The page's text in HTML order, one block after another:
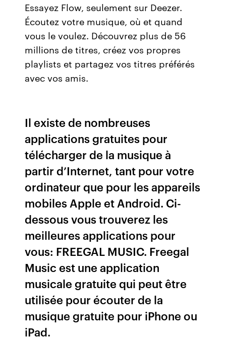
Essayez Flow, seulement sur Deezer.
Écoutez votre musique, où et quand
vous le voulez. Découvrez plus de 56
millions de titres, créez vos propres
playlists et partagez vos titres préférés
avec vos amis.
Il existe de nombreuses
applications gratuites pour
télécharger de la musique à
partir d’Internet, tant pour votre
ordinateur que pour les appareils
mobiles Apple et Android. Ci-
dessous vous trouverez les
meilleures applications pour
vous: FREEGAL MUSIC. Freegal
Music est une application
musicale gratuite qui peut être
utilisée pour écouter de la
musique gratuite pour iPhone ou
iPad.